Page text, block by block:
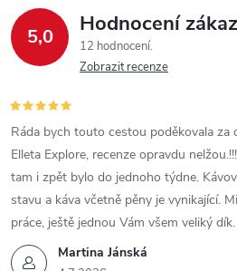
5,0 Hodnocení
12 hodnocení
Zobrazit recenze
Martina Jánská
Ráda bych touto cestou poděkovala za
Elleta Explore, recenze opravdu
tam i zpět bylo do jednoho týdne.
stavu a káva včetně pěny je vynikající.
práce, ještě jednou Vám všem veliký dík.